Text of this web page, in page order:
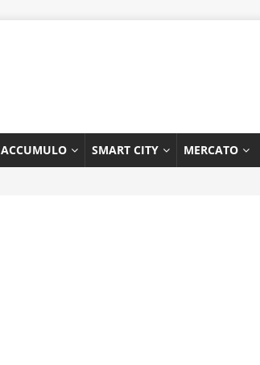
ACCUMULO SMART CITY MERCATO